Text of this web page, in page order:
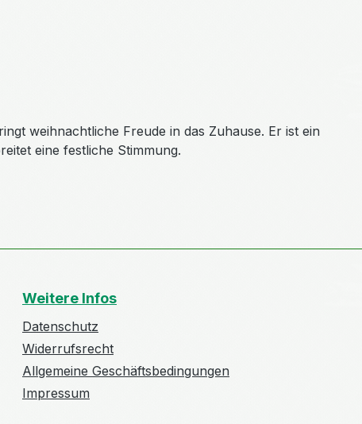
weihnachtliche Freude in das Zuhause. Er ist ein
eine festliche Stimmung.
Weitere Infos
Datenschutz
Widerrufsrecht
Allgemeine Geschäftsbedingungen
Impressum